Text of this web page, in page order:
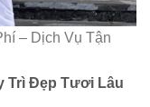
– Dịch Vụ Tận
Trì Đẹp Tươi Lâu